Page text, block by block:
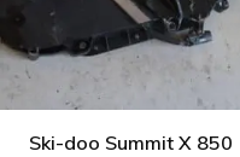
Ski-doo Summit X 850